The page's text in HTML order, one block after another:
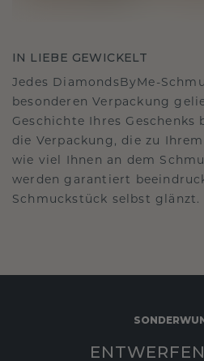
IN LIEBE GEWICKELT
Jedes DiamondsByMe-
besonderen Verpackung
Geschichte Ihres Geschenks
die Verpackung, die zu
wie viel Ihnen an dem
werden garantiert
Schmuckstück selbst glänzt.